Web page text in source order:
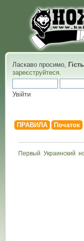
Ласкаво просимо, Гість
зареєструйтеся.
Увійти
ПРАВИЛА Початок
Первый  Украинский